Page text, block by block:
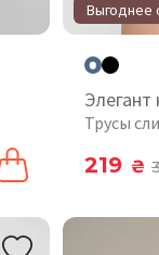
Выгоднее
Трусы
219 ₴